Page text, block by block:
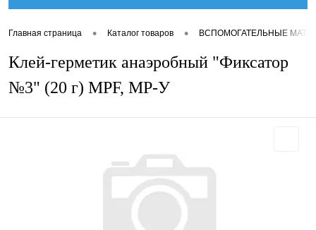
Главная страница • Каталог товаров • ВСПОМОГАТЕЛЬНЫЕ
Клей-герметик анаэробный "Фиксатор
№3" (20 г) MPF, MP-У